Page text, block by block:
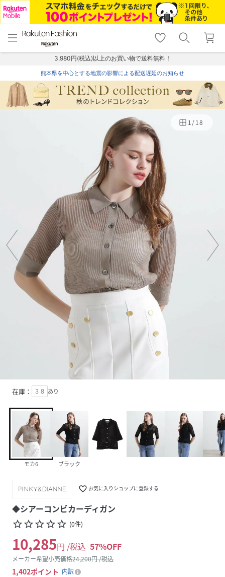
menu home
トップ
shopping_cart lock_outline
ログイン
3,980円(税込)以上のお買い物で送料無料！
熊本県を中心とする地震の影響による配送遅延のお知らせ
1/18
在庫： ３８ あり
モカ6 ブラック
favorite_border お気に入りショップに登録する
◆シアーコンビカーディガン
star_borderstar_borderstar_borderstar_borderstar_border (0件)
10,285円 /税込 57%OFF
メーカー希望小売価格24,200円 /税込
1,402ポイント 内訳